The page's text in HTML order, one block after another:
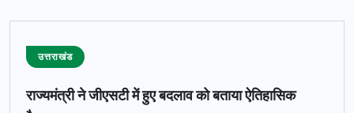
उत्तराखंड
राज्यमंत्री ने जीएसटी में हुए बदलाव को बताया ऐतिहासिक